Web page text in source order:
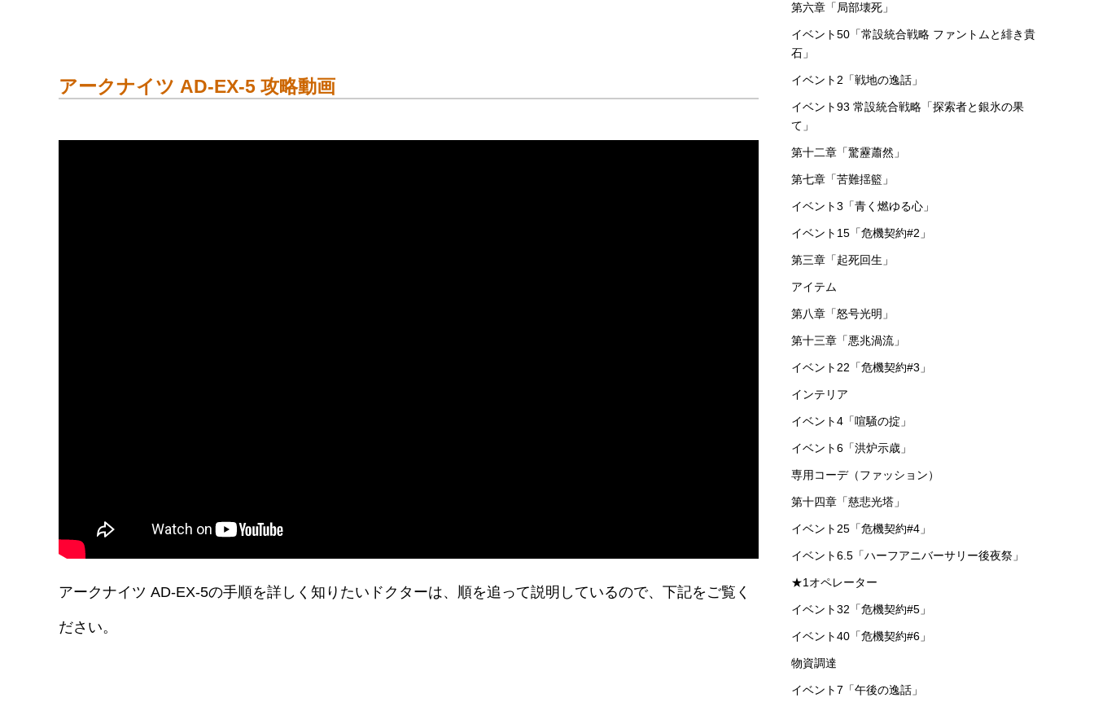
アークナイツ AD-EX-5 攻略動画
アークナイツ AD-EX-5の手順を詳しく知りたいドクターは、順を追って説明しているので、下記をご覧く
ださい。
第六章「局部壊死」
イベント50「常設統合戦略 ファントムと緋き貴
石」
イベント2「戦地の逸話」
イベント93 常設統合戦略「探索者と銀氷の果
て」
第十二章「驚靂蕭然」
第七章「苦難揺籃」
イベント3「青く燃ゆる心」
イベント15「危機契約#2」
第三章「起死回生」
アイテム
第八章「怒号光明」
第十三章「悪兆渦流」
イベント22「危機契約#3」
インテリア
イベント4「喧騒の掟」
イベント6「洪炉示歳」
専用コーデ（ファッション）
第十四章「慈悲光塔」
イベント25「危機契約#4」
イベント6.5「ハーフアニバーサリー後夜祭」
★1オペレーター
イベント32「危機契約#5」
イベント40「危機契約#6」
物資調達
イベント7「午後の逸話」